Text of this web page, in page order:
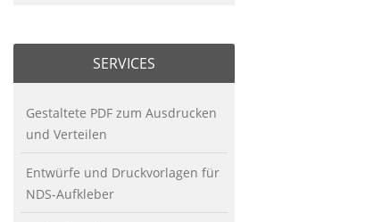
SERVICES
Gestaltete PDF zum Ausdrucken
und Verteilen
Entwürfe und Druckvorlagen für
NDS-Aufkleber